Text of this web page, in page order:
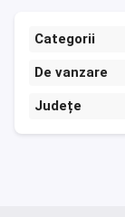
Categorii
De vanzare
Județe